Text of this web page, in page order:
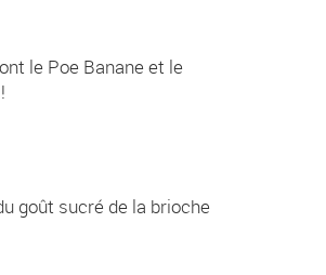
le Poe Banane et le
goût sucré de la brioche